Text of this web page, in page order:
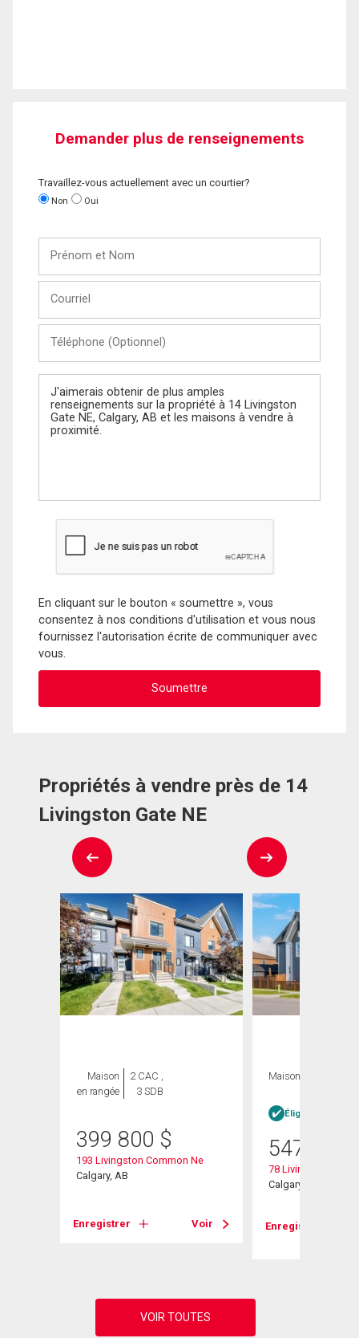
Demander plus de renseignements
Travaillez-vous actuellement avec un courtier?
Non Oui
Nom
(Optionnel)
Message
En cliquant sur le bouton « soumettre », vous
consentez à nos conditions d'utilisation et vous nous
fournissez l'autorisation écrite de communiquer avec
vous.
Propriétés à vendre près de 14
Livingston Gate NE
Maison
en rangée
2 CAC ,
3 SDB
399 800 $
193 Livingston Common Ne
Calgary, AB
Enregistrer Voir
Maison
Éligible Louer
547 900
78 Livingston Gate
Calgary, AB
Enregistrer